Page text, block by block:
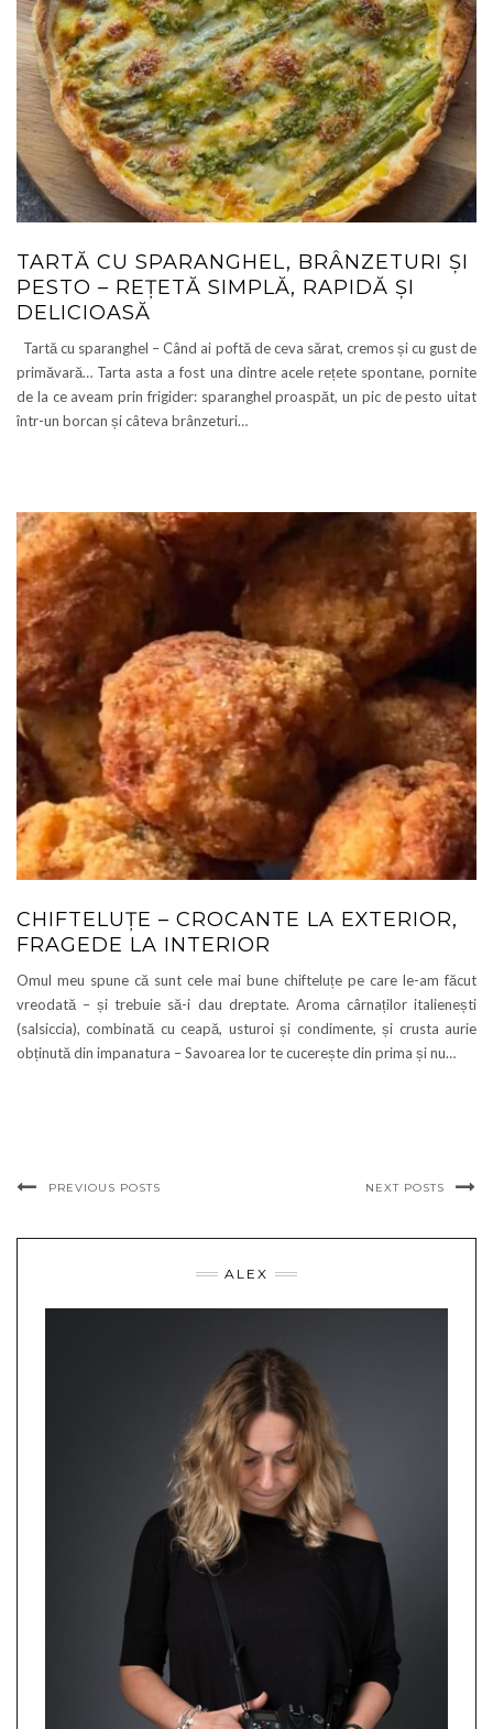
TARTĂ CU SPARANGHEL, BRÂNZETURI ȘI
PESTO – REȚETĂ SIMPLĂ, RAPIDĂ ȘI
DELICIOASĂ
Tartă cu sparanghel – Când ai poftă de ceva sărat, cremos și cu gust de
primăvară… Tarta asta a fost una dintre acele rețete spontane, pornite
de la ce aveam prin frigider: sparanghel proaspăt, un pic de pesto uitat
într-un borcan și câteva brânzeturi…
CHIFTELUȚE – CROCANTE LA EXTERIOR,
FRAGEDE LA INTERIOR
Omul meu spune că sunt cele mai bune chifteluțe pe care le-am făcut
vreodată – și trebuie să-i dau dreptate. Aroma cârnaților italienești
(salsiccia), combinată cu ceapă, usturoi și condimente, și crusta aurie
obținută din impanatura – Savoarea lor te cucerește din prima și nu…
PREVIOUS POSTS NEXT POSTS
ALEX